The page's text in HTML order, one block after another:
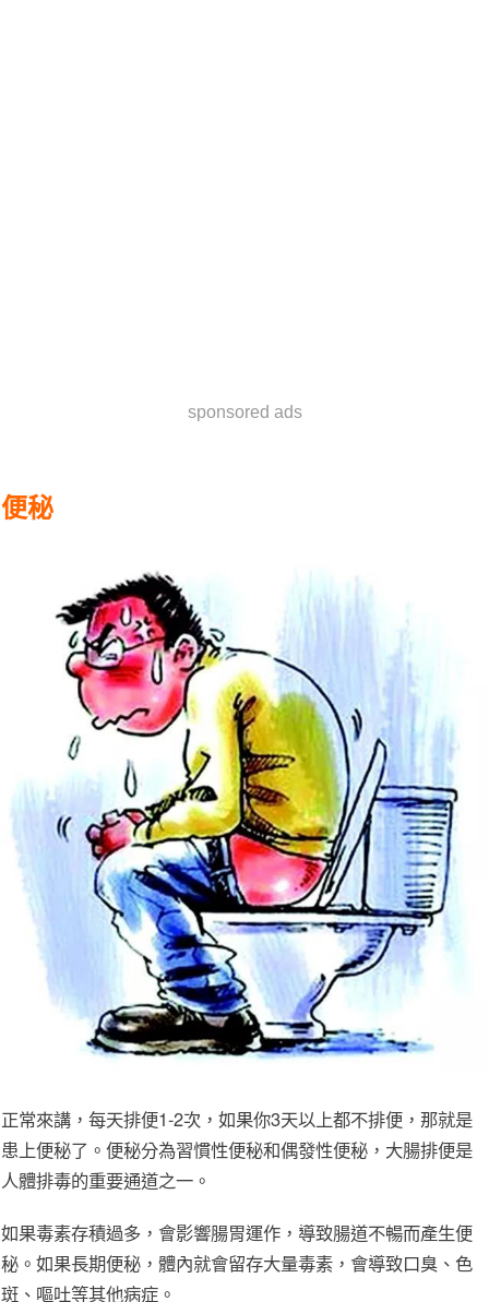
sponsored ads
便秘
正常來講，每天排便1-2次，如果你3天以上都不排便，那就是
患上便秘了。便秘分為習慣性便秘和偶發性便秘，大腸排便是
人體排毒的重要通道之一。
如果毒素存積過多，會影響腸胃運作，導致腸道不暢而產生便
秘。如果長期便秘，體內就會留存大量毒素，會導致口臭、色
斑、嘔吐等其他病症。